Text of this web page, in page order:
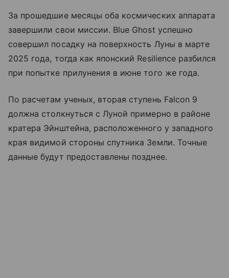
За прошедшие месяцы оба космических аппарата
завершили свои миссии. Blue Ghost успешно
совершил посадку на поверхность Луны в марте
2025 года, тогда как японский Resilience разбился
при попытке прилунения в июне того же года.
По расчетам ученых, вторая ступень Falcon 9
должна столкнуться с Луной примерно в районе
кратера Эйнштейна, расположенного у западного
края видимой стороны спутника Земли. Точные
данные будут предоставлены позднее.